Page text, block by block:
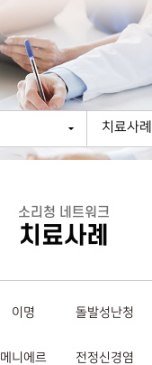
치료사례
소리청 네트워크
치료사례
이명 돌발성난청
메니에르 전정신경염